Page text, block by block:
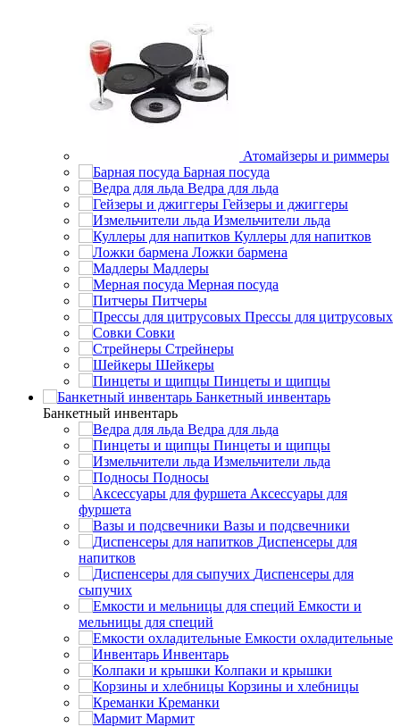
Атомайзеры и риммеры
Барная посуда
Ведра для льда
Гейзеры и джиггеры
Измельчители льда
Куллеры для напитков
Ложки бармена
Мадлеры
Мерная посуда
Питчеры
Прессы для цитрусовых
Совки
Стрейнеры
Шейкеры
Пинцеты и щипцы
Банкетный инвентарь
Банкетный инвентарь
Ведра для льда
Пинцеты и щипцы
Измельчители льда
Подносы
Аксессуары для
фуршета
Вазы и подсвечники
Диспенсеры для
напитков
Диспенсеры для
сыпучих
Емкости и
мельницы для специй
Емкости охладительные
Инвентарь
Колпаки и крышки
Корзины и хлебницы
Креманки
Мармит